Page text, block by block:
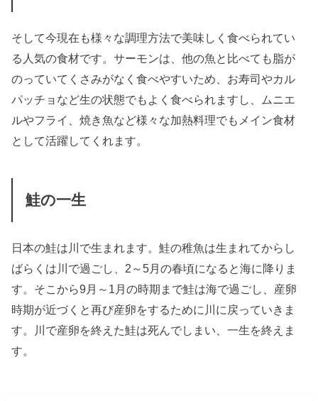
そして今現在も様々な調理方法で美味しく食べられてい
る人気の食材です。サーモンは、他の魚と比べても脂が
のっていてくさみがなく食べやすいため、お寿司やカル
パッチョなど生の状態でもよく食べられますし、ムニエ
ルやフライ、焼き魚など様々な加熱料理でもメイン食材
として活躍してくれます。
鮭の一生
日本の鮭は川で生まれます。鮭の稚魚は生まれてからし
ばらくは川で過ごし、2～5月の春頃になると海に降りま
す。そこから9月～1月の時期まで鮭は海で過ごし、産卵
時期が近づくと再び産卵をするために川に戻っていきま
す。川で産卵を終えた鮭は死んでしまい、一生を終えま
す。